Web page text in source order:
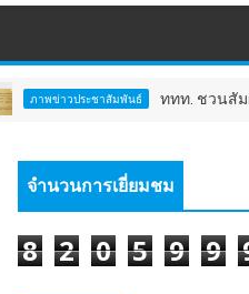
มพันธ์ ททท. ชวนสัมผัสพลังแห่งศรัท
จำนวนการเยี่ยมชม
8 2 0 5 9 9